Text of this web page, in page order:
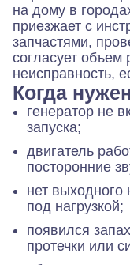
на дому в
приезжает с
запчастями,
согласует объем
неисправность,
Когда
генератор не
запуска;
двигатель
посторонние
нет выходного
под нагрузкой;
появился
протечки или